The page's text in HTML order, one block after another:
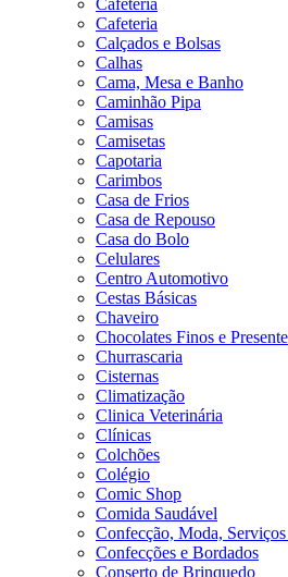
Cafeteria
Cafeteria
Calçados e Bolsas
Calhas
Cama, Mesa e Banho
Caminhão Pipa
Camisas
Camisetas
Capotaria
Carimbos
Casa de Frios
Casa de Repouso
Casa do Bolo
Celulares
Centro Automotivo
Cestas Básicas
Chaveiro
Chocolates Finos e
Churrascaria
Cisternas
Climatização
Clinica Veterinária
Clínicas
Colchões
Colégio
Comic Shop
Comida Saudável
Confecção, Moda,
Confecções e Bordados
Conserto de Brinquedo